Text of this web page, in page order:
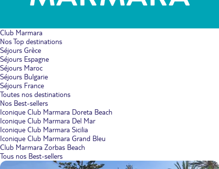
Club Marmara
Nos Top destinations
Séjours Grèce
Séjours Espagne
Séjours Maroc
Séjours Bulgarie
Séjours France
Toutes nos destinations
Nos Best-sellers
Iconique Club Marmara Doreta Beach
Iconique Club Marmara Del Mar
Iconique Club Marmara Sicilia
Iconique Club Marmara Grand Bleu
Club Marmara Zorbas Beach
Tous nos Best-sellers